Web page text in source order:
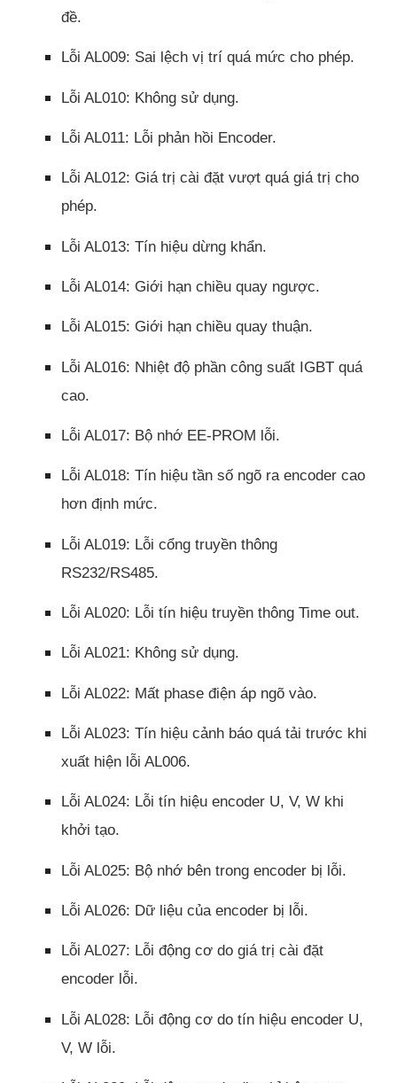
đề.
Lỗi AL009: Sai lệch vị trí quá mức cho phép.
Lỗi AL010: Không sử dụng.
Lỗi AL011: Lỗi phản hồi Encoder.
Lỗi AL012: Giá trị cài đặt vượt quá giá trị cho
phép.
Lỗi AL013: Tín hiệu dừng khẩn.
Lỗi AL014: Giới hạn chiều quay ngược.
Lỗi AL015: Giới hạn chiều quay thuận.
Lỗi AL016: Nhiệt độ phần công suất IGBT quá
cao.
Lỗi AL017: Bộ nhớ EE-PROM lỗi.
Lỗi AL018: Tín hiệu tần số ngõ ra encoder cao
hơn định mức.
Lỗi AL019: Lỗi cổng truyền thông
RS232/RS485.
Lỗi AL020: Lỗi tín hiệu truyền thông Time out.
Lỗi AL021: Không sử dụng.
Lỗi AL022: Mất phase điện áp ngõ vào.
Lỗi AL023: Tín hiệu cảnh báo quá tải trước khi
xuất hiện lỗi AL006.
Lỗi AL024: Lỗi tín hiệu encoder U, V, W khi
khởi tạo.
Lỗi AL025: Bộ nhớ bên trong encoder bị lỗi.
Lỗi AL026: Dữ liệu của encoder bị lỗi.
Lỗi AL027: Lỗi động cơ do giá trị cài đặt
encoder lỗi.
Lỗi AL028: Lỗi động cơ do tín hiệu encoder U,
V, W lỗi.